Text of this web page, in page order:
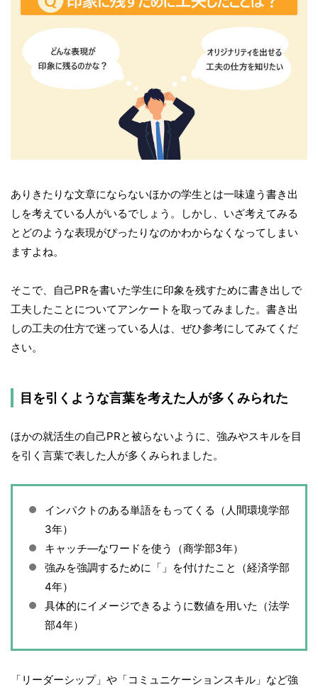
ありきたりな文章にならないほかの学生とは一味違う書き出
しを考えている人がいるでしょう。しかし、いざ考えてみる
とどのような表現がぴったりなのかわからなくなってしまい
ますよね。
そこで、自己PRを書いた学生に印象を残すために書き出しで
工夫したことについてアンケートを取ってみました。書き出
しの工夫の仕方で迷っている人は、ぜひ参考にしてみてくだ
さい。
目を引くような言葉を考えた人が多くみられた
ほかの就活生の自己PRと被らないように、強みやスキルを目
を引く言葉で表した人が多くみられました。
インパクトのある単語をもってくる（人間環境学部
3年）
キャッチ―なワードを使う（商学部3年）
強みを強調するために「」を付けたこと（経済学部
4年）
具体的にイメージできるように数値を用いた（法学
部4年）
「リーダーシップ」や「コミュニケーションスキル」など強